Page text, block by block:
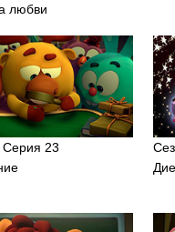
любви
Серия 23